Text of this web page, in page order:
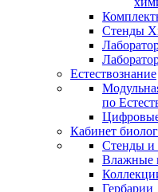
Стенды
Естествознание
по
Цифровые
Кабинет
Стенды и
Влажные
Гербарии